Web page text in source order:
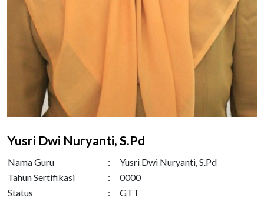
Yusri Dwi Nuryanti, S.Pd
Nama Guru :
Yusri Dwi Nuryanti, S.Pd
Tahun Sertifikasi
:
0000
Status
:
GTT